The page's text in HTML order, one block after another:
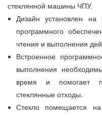
стеклянной машины ЧПУ.
Дизайн установлен на
программного
чтения и выполнения
Встроенное
выполнения
время и помогает
стеклянные отходы.
Стекло помещается